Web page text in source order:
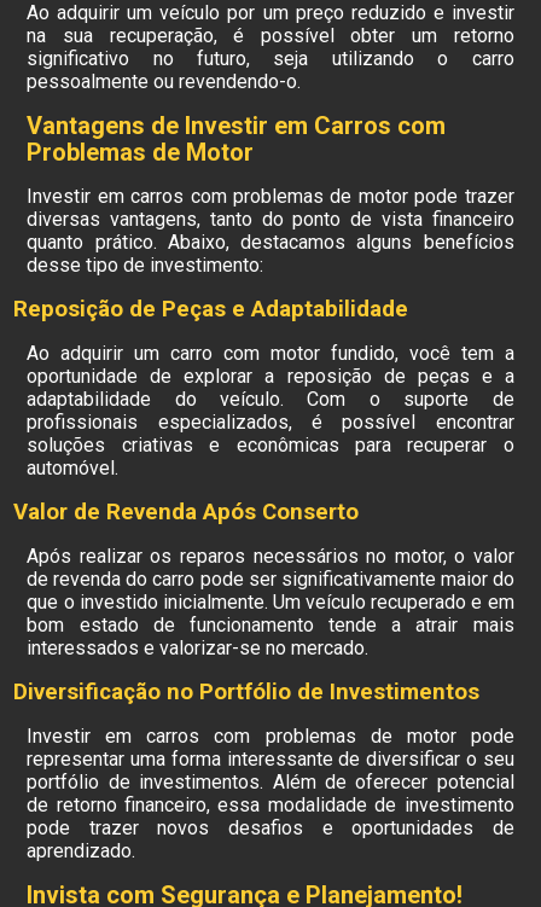
Ao adquirir um veículo por um preço reduzido e investir
na sua recuperação, é possível obter um retorno
significativo no futuro, seja utilizando o carro
pessoalmente ou revendendo-o.
Vantagens de Investir em Carros com
Problemas de Motor
Investir em carros com problemas de motor pode trazer
diversas vantagens, tanto do ponto de vista financeiro
quanto prático. Abaixo, destacamos alguns benefícios
desse tipo de investimento:
Reposição de Peças e Adaptabilidade
Ao adquirir um carro com motor fundido, você tem a
oportunidade de explorar a reposição de peças e a
adaptabilidade do veículo. Com o suporte de
profissionais especializados, é possível encontrar
soluções criativas e econômicas para recuperar o
automóvel.
Valor de Revenda Após Conserto
Após realizar os reparos necessários no motor, o valor
de revenda do carro pode ser significativamente maior do
que o investido inicialmente. Um veículo recuperado e em
bom estado de funcionamento tende a atrair mais
interessados e valorizar-se no mercado.
Diversificação no Portfólio de Investimentos
Investir em carros com problemas de motor pode
representar uma forma interessante de diversificar o seu
portfólio de investimentos. Além de oferecer potencial
de retorno financeiro, essa modalidade de investimento
pode trazer novos desafios e oportunidades de
aprendizado.
Invista com Segurança e Planejamento!